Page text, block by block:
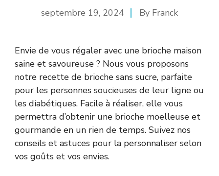
septembre 19, 2024 By Franck
Envie de vous régaler avec une brioche maison
saine et savoureuse ? Nous vous proposons
notre recette de brioche sans sucre, parfaite
pour les personnes soucieuses de leur ligne ou
les diabétiques. Facile à réaliser, elle vous
permettra d’obtenir une brioche moelleuse et
gourmande en un rien de temps. Suivez nos
conseils et astuces pour la personnaliser selon
vos goûts et vos envies.